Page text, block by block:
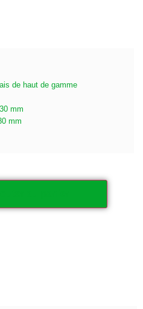
de haut de gamme
mm
mm